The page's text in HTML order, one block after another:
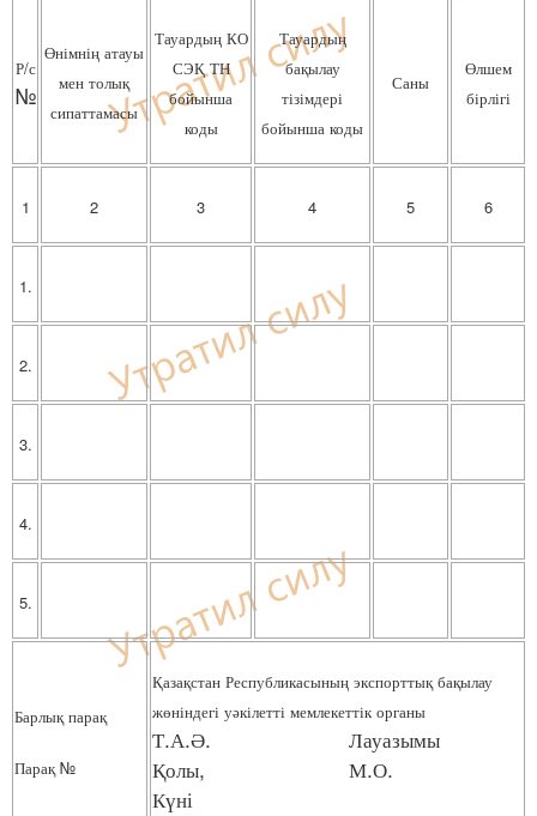
Р/с
№
Өнімнің атауы
мен толық
сипаттамасы
Тауардың КО
СЭҚ ТН
бойынша
коды
Тауардың
бақылау
тізімдері
бойынша коды
Саны
Өлшем
бірлігі
1 2 3 4 5 6
1.
2.
3.
4.
5.
Барлық парақ
Парақ №
Қазақстан Республикасының экспорттық бақылау
жөніндегі уәкілетті мемлекеттік органы
Т.А.Ә. Лауазымы
Қолы, М.О.
Күні